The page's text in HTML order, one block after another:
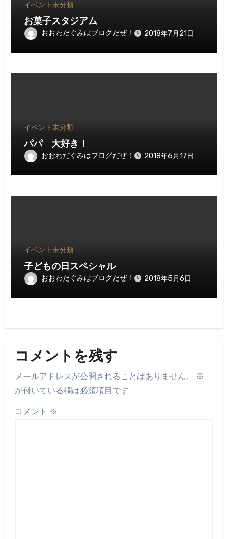
イベント未分類
お菓子スタジアム
おおわだぐみはブログだぜ！ 2018年7月21日
イベント未分類
パパ 大好き！
おおわだぐみはブログだぜ！ 2018年6月17日
イベント未分類
子どもの日スペシャル
おおわだぐみはブログだぜ！ 2018年5月6日
コメントを残す
メールアドレスが公開されることはありません。
※
が付いている欄は必須項目です
コメント ※